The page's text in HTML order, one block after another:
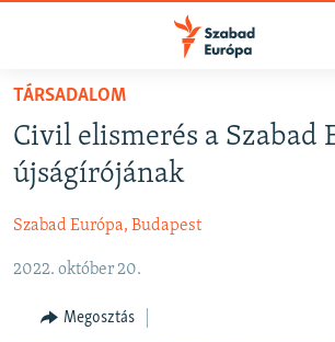
Akadálymentes
Ugrás
fő
oldalra
Ugrás
Ugrás
NAPIRENDEN
AKTUÁLIS
PODCASTOK
VIDEÓK
ELEMZŐ
NER15
TÁRSADALOM
Civil elismerés a Szabad
újságírójának
Szabad Európa, Budapest
2022. október 20.
Megosztás